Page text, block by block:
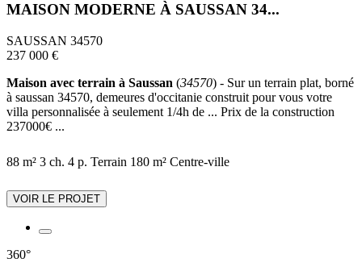
MAISON MODERNE À SAUSSAN 34...
SAUSSAN 34570
237 000 €
Maison avec terrain à Saussan (34570) - Sur un terrain plat, borné
à saussan 34570, demeures d'occitanie construit pour vous votre
villa personnalisée à seulement 1/4h de ... Prix de la construction
237000€ ...
88 m² 3 ch. 4 p. Terrain 180 m² Centre-ville
VOIR LE PROJET
360°